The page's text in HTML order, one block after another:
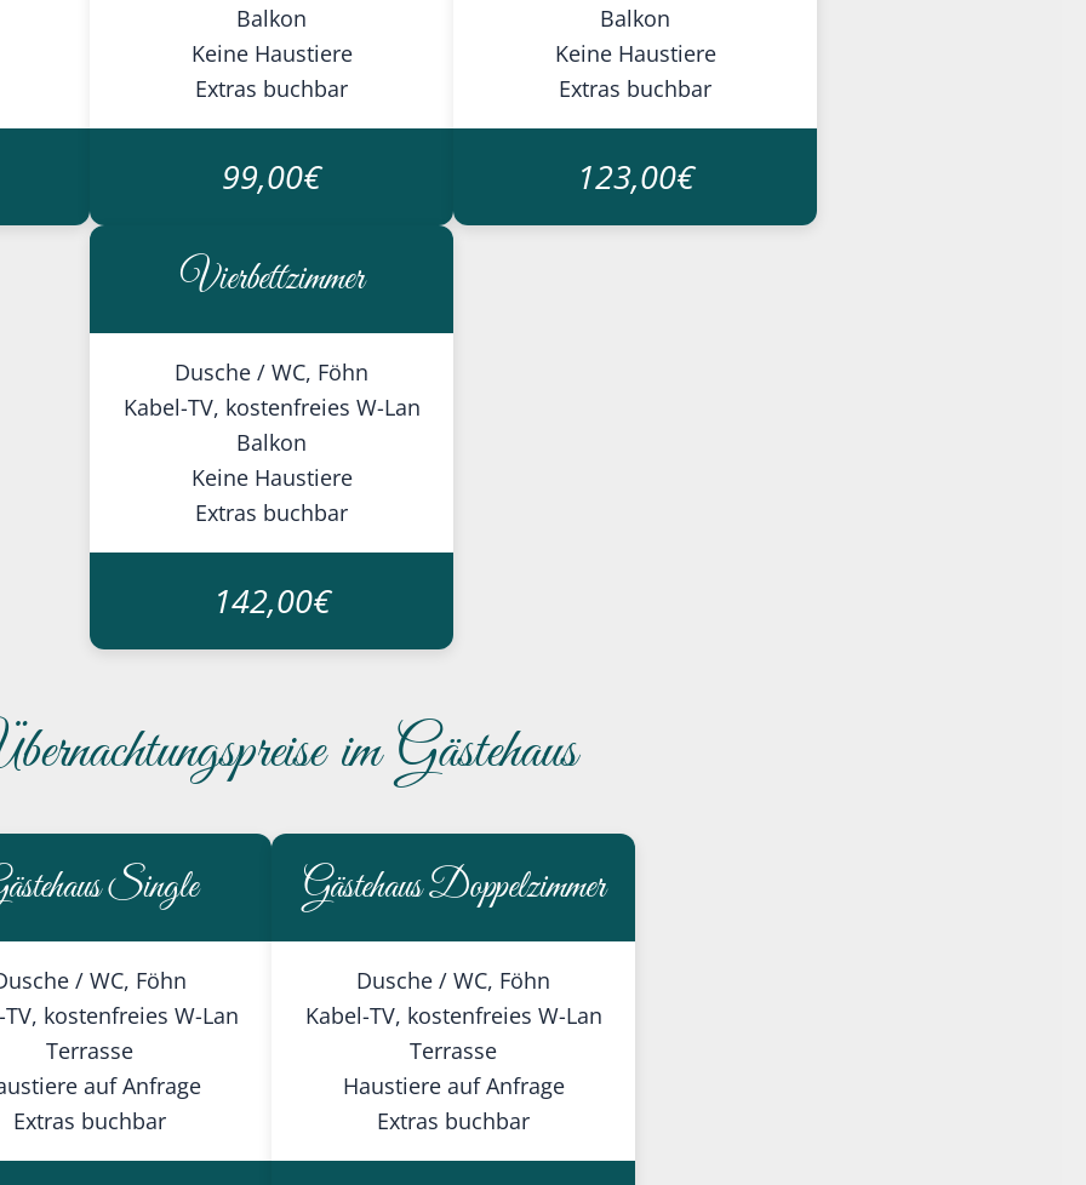
Balkon
Keine Haustiere
Extras buchbar
99,00€
Balkon
Keine Haustiere
Extras buchbar
123,00€
Vierbettzimmer
Dusche / WC, Föhn
Kabel-TV, kostenfreies W-Lan
Balkon
Keine Haustiere
Extras buchbar
142,00€
im Gästehaus
Single
/ WC, Föhn
TV, kostenfreies W-Lan
Terrasse
auf Anfrage
Extras buchbar
Gästehaus Doppelzimmer
Dusche / WC, Föhn
Kabel-TV, kostenfreies W-Lan
Terrasse
Haustiere auf Anfrage
Extras buchbar